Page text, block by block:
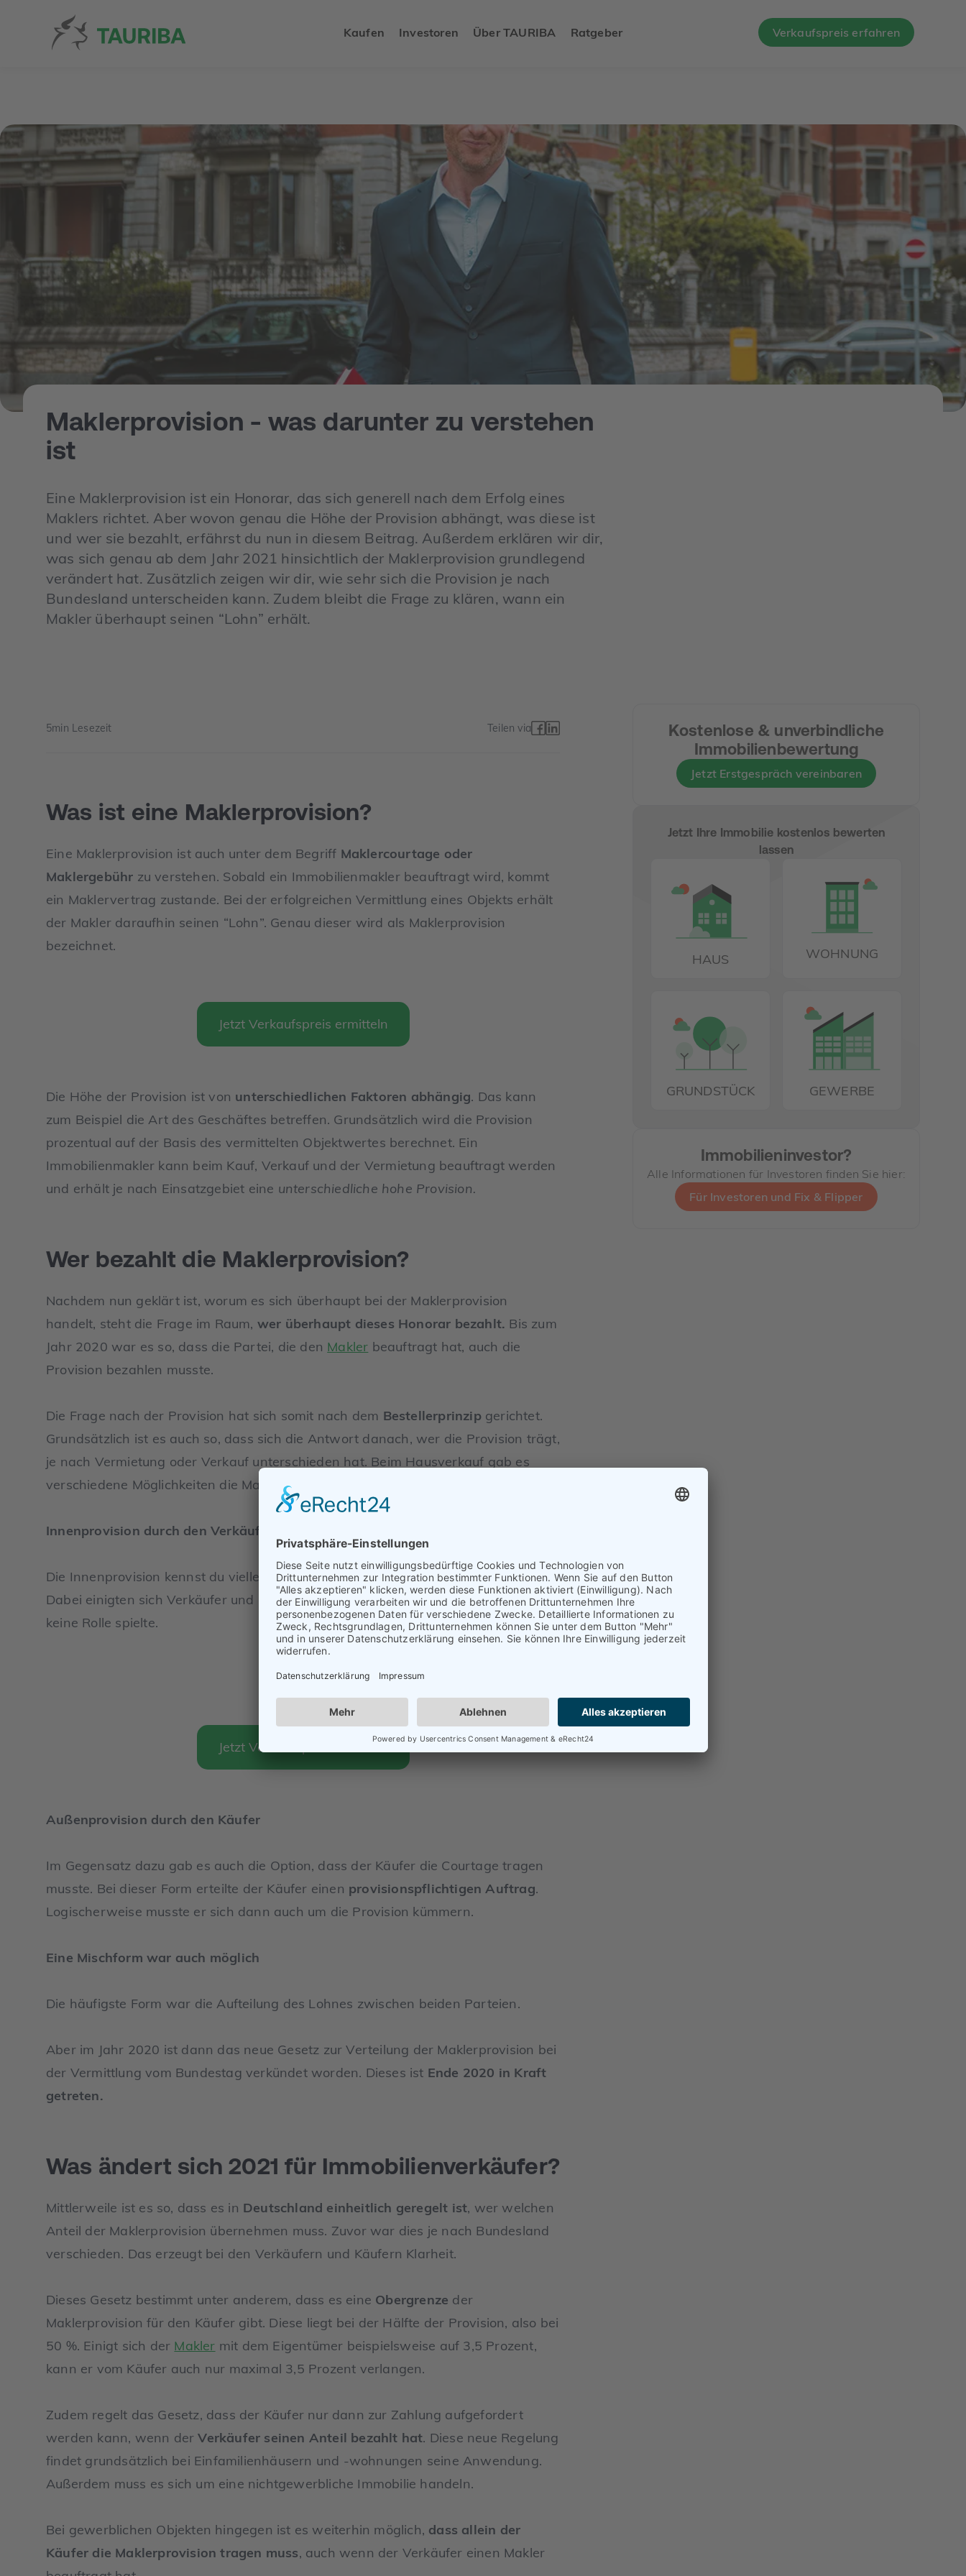
Kaufen Investoren Über TAURIBA Ratgeber Verkaufspreis erfahren
Maklerprovision - was darunter zu verstehen
ist
Eine Maklerprovision ist ein Honorar, das sich generell nach dem Erfolg eines
Maklers richtet. Aber wovon genau die Höhe der Provision abhängt, was diese ist
und wer sie bezahlt, erfährst du nun in diesem Beitrag. Außerdem erklären wir dir,
was sich genau ab dem Jahr 2021 hinsichtlich der Maklerprovision grundlegend
verändert hat. Zusätzlich zeigen wir dir, wie sehr sich die Provision je nach
Bundesland unterscheiden kann. Zudem bleibt die Frage zu klären, wann ein
Makler überhaupt seinen “Lohn” erhält.
5min Lesezeit Teilen via
Was ist eine Maklerprovision?
Eine Maklerprovision ist auch unter dem Begriff Maklercourtage oder
Maklergebühr zu verstehen. Sobald ein Immobilienmakler beauftragt wird, kommt
ein Maklervertrag zustande. Bei der erfolgreichen Vermittlung eines Objekts erhält
der Makler daraufhin seinen “Lohn”. Genau dieser wird als Maklerprovision
bezeichnet.
Jetzt Verkaufspreis ermitteln
Die Höhe der Provision ist von unterschiedlichen Faktoren abhängig. Das kann
zum Beispiel die Art des Geschäftes betreffen. Grundsätzlich wird die Provision
prozentual auf der Basis des vermittelten Objektwertes berechnet. Ein
Immobilienmakler kann beim Kauf, Verkauf und der Vermietung beauftragt werden
und erhält je nach Einsatzgebiet eine unterschiedliche hohe Provision.
Wer bezahlt die Maklerprovision?
Nachdem nun geklärt ist, worum es sich überhaupt bei der Maklerprovision
handelt, steht die Frage im Raum, wer überhaupt dieses Honorar bezahlt. Bis zum
Jahr 2020 war es so, dass die Partei, die den Makler beauftragt hat, auch die
Provision bezahlen musste.
Die Frage nach der Provision hat sich somit nach dem Bestellerprinzip gerichtet.
Grundsätzlich ist es auch so, dass sich die Antwort danach, wer die Provision trägt,
je nach Vermietung oder Verkauf unterschieden hat. Beim Hausverkauf gab es
verschiedene Möglichkeiten die Maklerprovision zu gestalten.
Innenprovision durch den Verkäufer
Die Innenprovision kennst du vielleicht auch unter dem Namen Verkäufercourtage .
Dabei einigten sich Verkäufer und Makler auf eine Provision, bei der der Käufer
keine Rolle spielte.
Jetzt Verkaufspreis ermitteln
Außenprovision durch den Käufer
Im Gegensatz dazu gab es auch die Option, dass der Käufer die Courtage tragen
musste. Bei dieser Form erteilte der Käufer einen provisionspflichtigen Auftrag.
Logischerweise musste er sich dann auch um die Provision kümmern.
Eine Mischform war auch möglich
Die häufigste Form war die Aufteilung des Lohnes zwischen beiden Parteien.
Aber im Jahr 2020 ist dann das neue Gesetz zur Verteilung der Maklerprovision bei
der Vermittlung vom Bundestag verkündet worden. Dieses ist Ende 2020 in Kraft
getreten.
Was ändert sich 2021 für Immobilienverkäufer?
Mittlerweile ist es so, dass es in Deutschland einheitlich geregelt ist, wer welchen
Anteil der Maklerprovision übernehmen muss. Zuvor war dies je nach Bundesland
verschieden. Das erzeugt bei den Verkäufern und Käufern Klarheit.
Dieses Gesetz bestimmt unter anderem, dass es eine Obergrenze der
Maklerprovision für den Käufer gibt. Diese liegt bei der Hälfte der Provision, also bei
50 %. Einigt sich der Makler mit dem Eigentümer beispielsweise auf 3,5 Prozent,
kann er vom Käufer auch nur maximal 3,5 Prozent verlangen.
Zudem regelt das Gesetz, dass der Käufer nur dann zur Zahlung aufgefordert
werden kann, wenn der Verkäufer seinen Anteil bezahlt hat. Diese neue Regelung
findet grundsätzlich bei Einfamilienhäusern und -wohnungen seine Anwendung.
Außerdem muss es sich um eine nichtgewerbliche Immobilie handeln.
Bei gewerblichen Objekten hingegen ist es weiterhin möglich, dass allein der
Käufer die Maklerprovision tragen muss, auch wenn der Verkäufer einen Makler
Kostenlose & unverbindliche
Immobilienbewertung
Jetzt Erstgespräch vereinbaren
Jetzt Ihre Immobilie kostenlos bewerten
lassen
HAUS WOHNUNG
GRUNDSTÜCK GEWERBE
Immobilieninvestor?
Alle Informationen für Investoren finden Sie hier:
Für Investoren und Fix & Flipper